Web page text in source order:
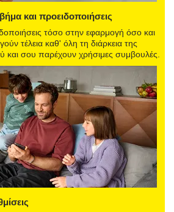
και προειδοποιήσεις
τόσο στην εφαρμογή όσο και
τέλεια καθ' όλη τη διάρκεια της
και σου παρέχουν χρήσιμες συμβουλές.